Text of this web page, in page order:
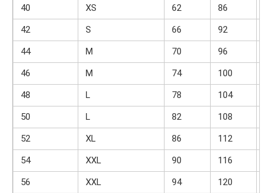
40 XS 62 86
42
S 66 92
44
M 70 96
46
M 74 100
48
L 78 104
50
L 82 108
52
XL 86 112
54
XXL 90 116
56
XXL 94 120